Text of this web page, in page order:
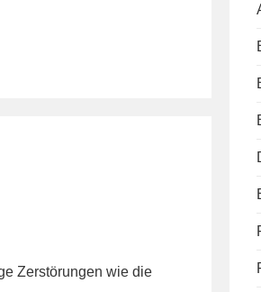
Zerstörungen wie die